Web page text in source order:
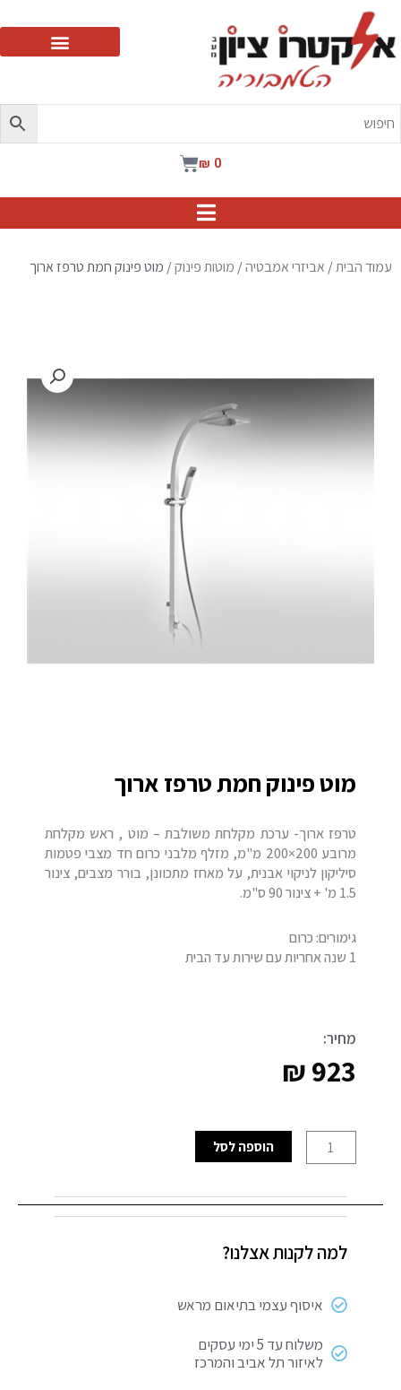
₪ 0
עגלת
עמוד הבית/ אביזרי אמבטיה/ מוטות פינוק/ מוט פינוק חמת טרפז ארוך
מוט פינוק חמת טרפז ארוך
טרפז ארוך- ערכת מקלחת משולבת – מוט , ראש מקלחת
מרובע 200×200 מ"מ, מזלף מלבני כרום חד מצבי פטמות
סיליקון לניקוי אבנית, על מאחז מתכוונן, בורר מצבים, צינור
1.5 מ' + צינור 90 ס"מ.
גימורים: כרום
1 שנה אחריות עם שירות עד הבית
מחיר:
₪923
של
פינוק
טרפז
הוספה לסל
למה לקנות אצלנו?
איסוף עצמי בתיאום מראש
משלוח עד 5 ימי עסקים
לאיזור תל אביב והמרכז